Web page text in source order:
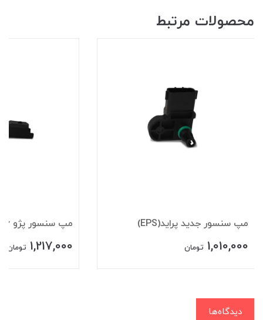
محصولات مرتبط
مپ سنسور جدید پراید(EPS)
1,010,000 تومان
مپ سنسور پژو 206(EPS)
1,217,000 تومان
دیدگاه‌ها